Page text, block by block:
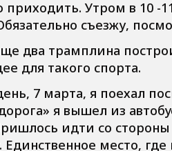
приходить. Утром в 10 -
съезжу,
два трамплина
для такого спорта.
7 марта, я поехал
я вышел из
идти со
место,